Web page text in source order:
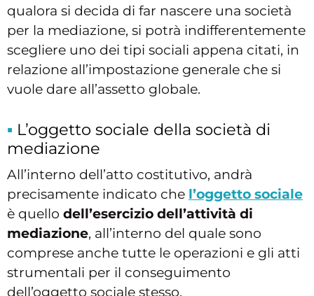
qualora si decida di far nascere una società
per la mediazione, si potrà indifferentemente
scegliere uno dei tipi sociali appena citati, in
relazione all’impostazione generale che si
vuole dare all’assetto globale.
L’oggetto sociale della società di
mediazione
All’interno dell’atto costitutivo, andrà
precisamente indicato che l’oggetto sociale
è quello dell’esercizio dell’attività di
mediazione, all’interno del quale sono
comprese anche tutte le operazioni e gli atti
strumentali per il conseguimento
dell’oggetto sociale stesso.